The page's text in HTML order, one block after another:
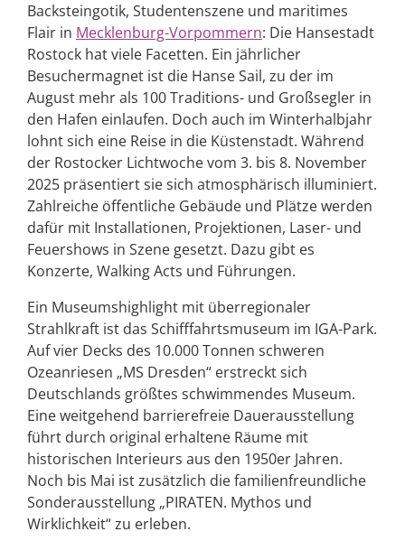
Backsteingotik, Studentenszene und maritimes
Flair in Mecklenburg-Vorpommern: Die Hansestadt
Rostock hat viele Facetten. Ein jährlicher
Besuchermagnet ist die Hanse Sail, zu der im
August mehr als 100 Traditions- und Großsegler in
den Hafen einlaufen. Doch auch im Winterhalbjahr
lohnt sich eine Reise in die Küstenstadt. Während
der Rostocker Lichtwoche vom 3. bis 8. November
2025 präsentiert sie sich atmosphärisch illuminiert.
Zahlreiche öffentliche Gebäude und Plätze werden
dafür mit Installationen, Projektionen, Laser- und
Feuershows in Szene gesetzt. Dazu gibt es
Konzerte, Walking Acts und Führungen.
Ein Museumshighlight mit überregionaler
Strahlkraft ist das Schifffahrtsmuseum im IGA-Park.
Auf vier Decks des 10.000 Tonnen schweren
Ozeanriesen „MS Dresden“ erstreckt sich
Deutschlands größtes schwimmendes Museum.
Eine weitgehend barrierefreie Dauerausstellung
führt durch original erhaltene Räume mit
historischen Interieurs aus den 1950er Jahren.
Noch bis Mai ist zusätzlich die familienfreundliche
Sonderausstellung „PIRATEN. Mythos und
Wirklichkeit“ zu erleben.